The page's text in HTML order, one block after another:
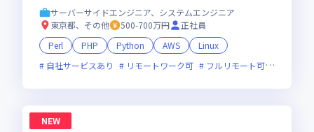
サーバーサイドエンジニア、システムエンジニア
東京都、その他
500-700万円
正社員
Perl
PHP Python AWS
Linux
自社サービスあり
リモートワーク可 フルリモート可
NEW